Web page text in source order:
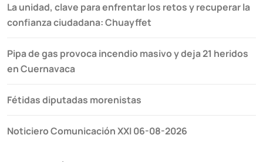
La unidad, clave para enfrentar los retos y recuperar la
confianza ciudadana: Chuayffet
Pipa de gas provoca incendio masivo y deja 21 heridos
en Cuernavaca
Fétidas diputadas morenistas
Noticiero Comunicación XXI 06-08-2026